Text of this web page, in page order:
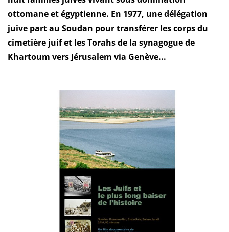
ottomane et égyptienne. En 1977, une délégation
juive part au Soudan pour transférer les corps du
cimetière juif et les Torahs de la synagogue de
Khartoum vers Jérusalem via Genève...